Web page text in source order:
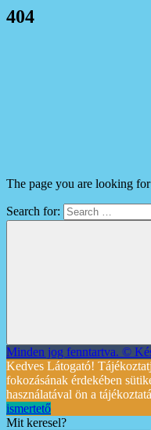
404
The page you are looking
Search for:
Minden jog fenntartva. ©
Kedves Látogató!
fokozásának érdekében
használatával ön a
ismertető
Mit keresel?